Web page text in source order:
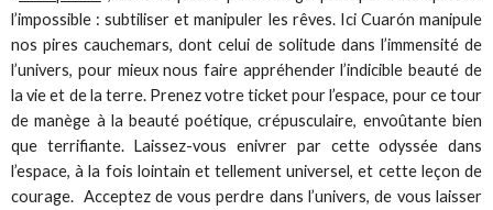
l’impossible : subtiliser et manipuler les rêves. Ici Cuarón manipule
nos pires cauchemars, dont celui de solitude dans l’immensité de
l’univers, pour mieux nous faire appréhender l’indicible beauté de
la vie et de la terre. Prenez votre ticket pour l’espace, pour ce tour
de manège à la beauté poétique, crépusculaire, envoûtante bien
que terrifiante. Laissez-vous enivrer par cette odyssée dans
l’espace, à la fois lointain et tellement universel, et cette leçon de
courage. Acceptez de vous perdre dans l’univers, de vous laisser